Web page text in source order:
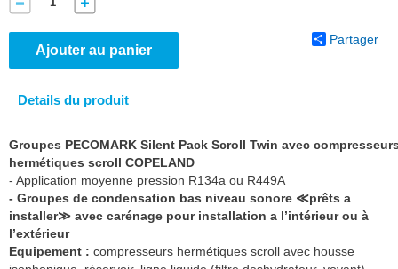
Ajouter au panier
Partager
Details du produit
Groupes PECOMARK Silent Pack Scroll Twin avec
hermétiques scroll COPELAND
- Application moyenne pression R134a ou R449A
- Groupes de condensation bas niveau sonore ≪prêts a
installer≫ avec carénage pour installation a l’intérieur ou à
l’extérieur
Equipement : compresseurs hermétiques scroll avec housse